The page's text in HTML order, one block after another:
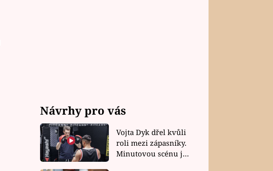
Návrhy pro vás
Vojta Dyk dřel kvůli
roli mezi zápasníky.
Minutovou scénu jel